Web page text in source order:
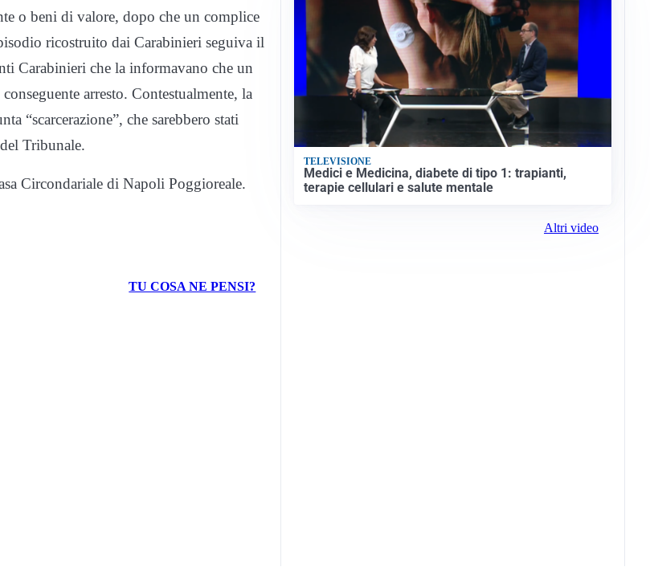
o beni di valore, dopo che un complice
ricostruito dai Carabinieri seguiva il
Carabinieri che la informavano che un
arresto. Contestualmente, la
“scarcerazione”, che sarebbero stati
Tribunale.
Circondariale di Napoli Poggioreale.
TU COSA NE PENSI?
TELEVISIONE
Medici e Medicina, diabete di tipo 1: trapianti,
terapie cellulari e salute mentale
Altri video